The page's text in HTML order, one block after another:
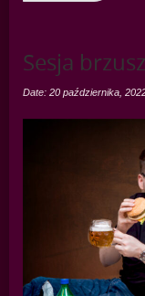
Sesja
Date: 20 października,